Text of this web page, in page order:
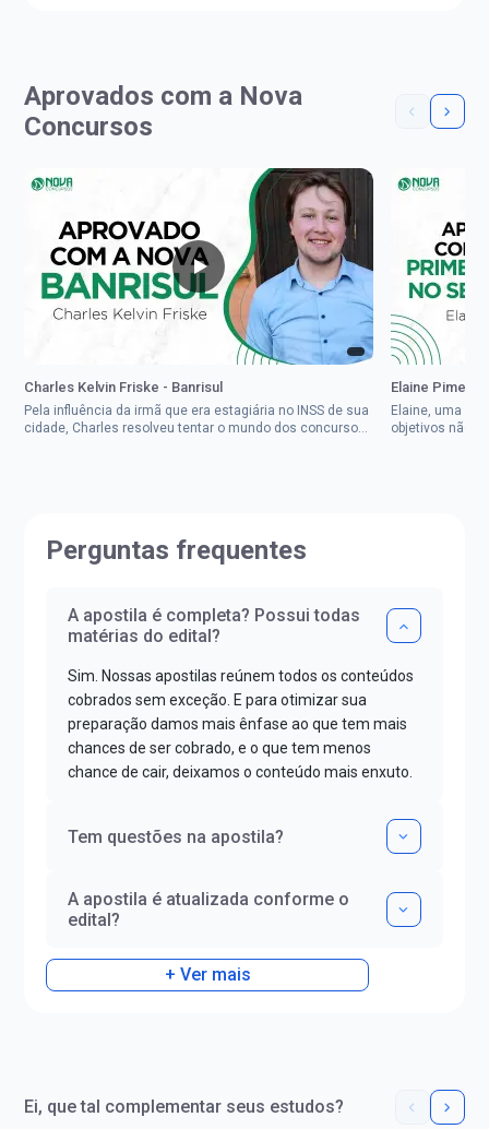
Aprovados com a Nova
Concursos
Charles Kelvin Friske - Banrisul
Pela influência da irmã que era estagiária no INSS de sua
cidade, Charles resolveu tentar o mundo dos concursos
Elaine
Elaine, uma
objetivos não
Perguntas frequentes
A apostila é completa? Possui todas
matérias do edital?
Sim. Nossas apostilas reúnem todos os conteúdos
cobrados sem exceção. E para otimizar sua
preparação damos mais ênfase ao que tem mais
chances de ser cobrado, e o que tem menos
chance de cair, deixamos o conteúdo mais enxuto.
Tem questões na apostila?
A apostila é atualizada conforme o
edital?
+ Ver mais
Ei, que tal complementar seus estudos?